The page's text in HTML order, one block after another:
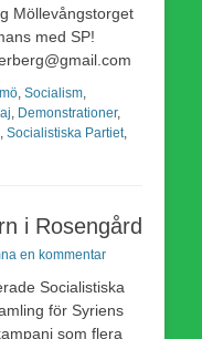
Möllevångstorget
med SP!
Socialism
Demonstrationer,
Socialistiska Partiet,
i Rosengård
en kommentar
Socialistiska
för Syriens
som flera